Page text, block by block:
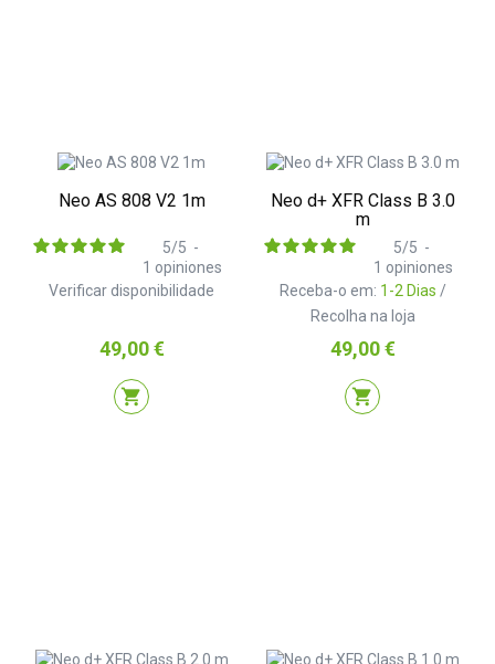
Neo AS 808 V2 1m
Verificar disponibilidade
5/5 -
1 opiniones
Preço
49,00 €
shopping_cart
Neo d+ XFR Class B 3.0
m
Receba-o em: 1-2 Dias /
Recolha na loja
5/5 -
1 opiniones
Preço
49,00 €
shopping_cart